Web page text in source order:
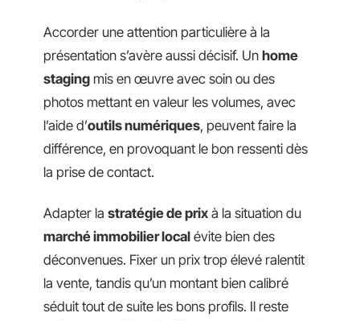
Accorder une attention particulière à la
présentation s’avère aussi décisif. Un home
staging mis en œuvre avec soin ou des
photos mettant en valeur les volumes, avec
l’aide d’outils numériques, peuvent faire la
différence, en provoquant le bon ressenti dès
la prise de contact.
Adapter la stratégie de prix à la situation du
marché immobilier local évite bien des
déconvenues. Fixer un prix trop élevé ralentit
la vente, tandis qu’un montant bien calibré
séduit tout de suite les bons profils. Il reste